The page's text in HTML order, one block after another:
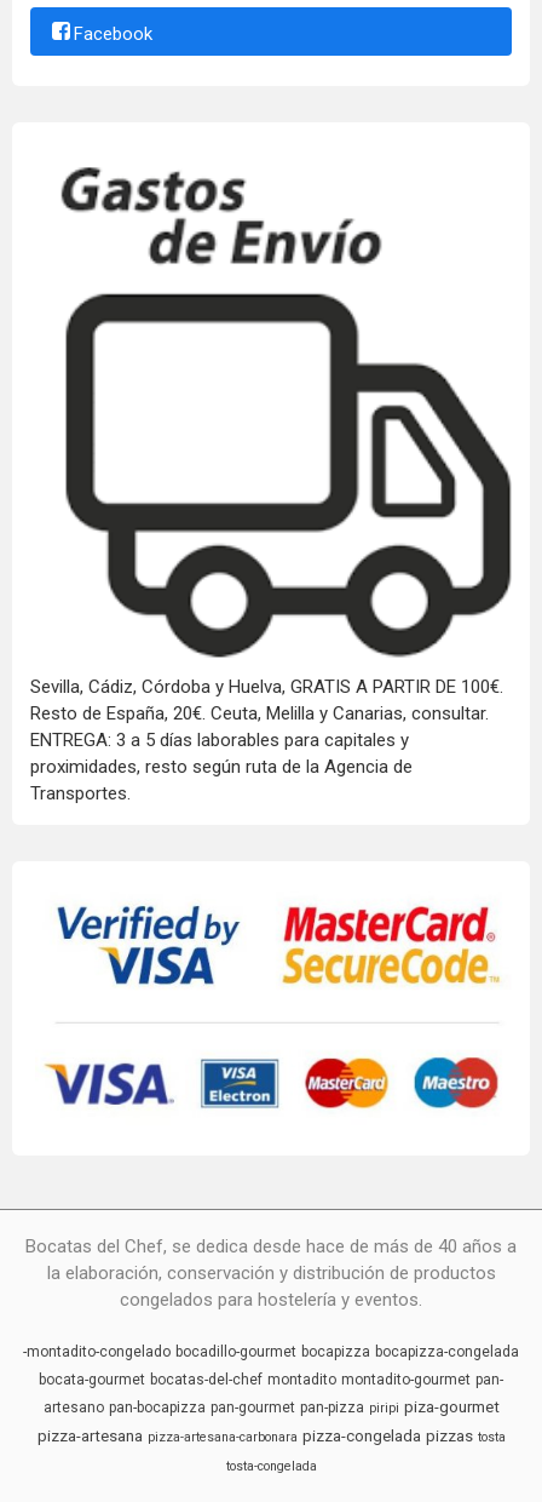
Facebook
Sevilla, Cádiz, Córdoba y Huelva, GRATIS A PARTIR DE 100€.
Resto de España, 20€. Ceuta, Melilla y Canarias, consultar.
ENTREGA: 3 a 5 días laborables para capitales y
proximidades, resto según ruta de la Agencia de
Transportes.
Bocatas del Chef, se dedica desde hace de más de 40 años a
la elaboración, conservación y distribución de productos
congelados para hostelería y eventos.
-montadito-congelado bocadillo-gourmet bocapizza bocapizza-congelada
bocata-gourmet bocatas-del-chef montadito montadito-gourmet pan-
artesano pan-bocapizza pan-gourmet pan-pizza piripi piza-gourmet
pizza-artesana pizza-artesana-carbonara pizza-congelada pizzas tosta
tosta-congelada